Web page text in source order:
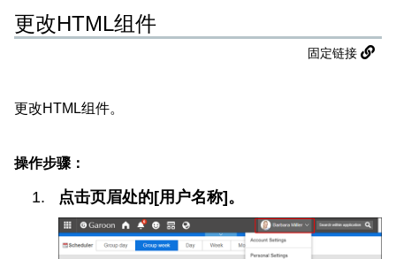
更改HTML组件
固定链接
更改HTML组件。
操作步骤：
点击页眉处的[用户名称]。